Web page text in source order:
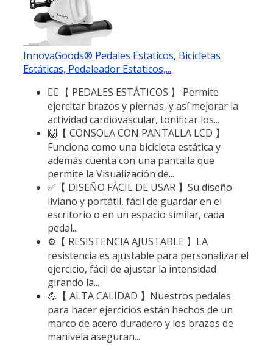
InnovaGoods® Pedales Estaticos, Bicicletas
Estáticas, Pedaleador Estaticos,...
🚴‍♀️【 PEDALES ESTÁTICOS 】 Permite
ejercitar brazos y piernas, y así mejorar la
actividad cardiovascular, tonificar los...
🙌【 CONSOLA CON PANTALLA LCD 】
Funciona como una bicicleta estática y
además cuenta con una pantalla que
permite la Visualización de...
✅【 DISEÑO FÁCIL DE USAR 】Su diseño
liviano y portátil, fácil de guardar en el
escritorio o en un espacio similar, cada
pedal...
⚙️【 RESISTENCIA AJUSTABLE 】LA
resistencia es ajustable para personalizar el
ejercicio, fácil de ajustar la intensidad
girando la...
💪【 ALTA CALIDAD 】Nuestros pedales
para hacer ejercicios están hechos de un
marco de acero duradero y los brazos de
manivela aseguran...